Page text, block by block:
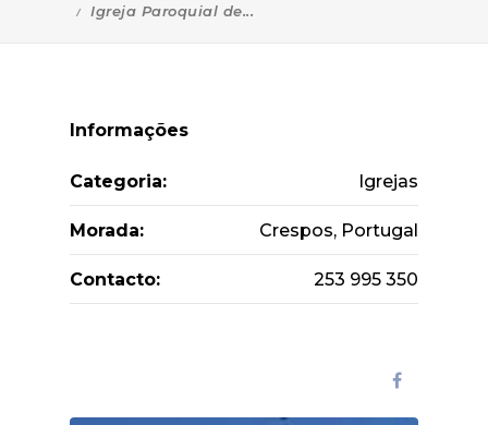
Igreja Paroquial de...
Informações
Categoria: Igrejas
Morada: Crespos, Portugal
Contacto: 253 995 350